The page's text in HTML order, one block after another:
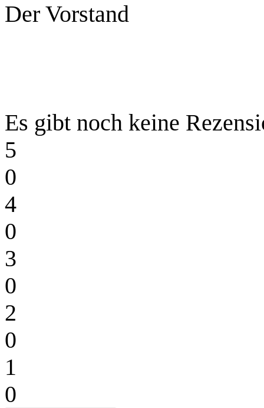
Der Vorstand
Es gibt noch keine
5
0
4
0
3
0
2
0
1
0